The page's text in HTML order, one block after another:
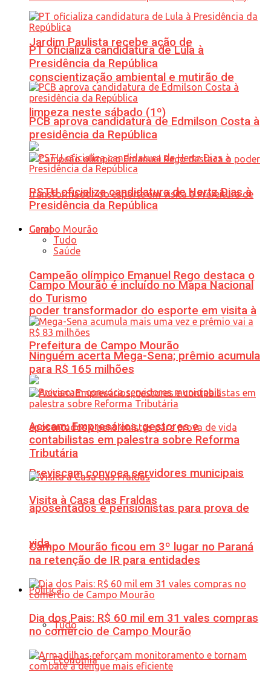
Jardim Paulista recebe ação de
conscientização ambiental e mutirão de
limpeza neste sábado (1º)
Campeão olímpico Emanuel Rego destaca o
poder transformador do esporte em visita à
Prefeitura de Campo Mourão
Previscam convoca servidores municipais
aposentados e pensionistas para prova de
vida
Política
Tudo
Economia
PT oficializa candidatura de Lula à
Presidência da República
PCB aprova candidatura de Edmilson Costa à
presidência da República
PSTU oficializa candidatura de Hertz Dias à
Presidência da República
Geral
Tudo
Saúde
Campo Mourão é incluído no Mapa Nacional
do Turismo
Ninguém acerta Mega-Sena; prêmio acumula
para R$ 165 milhões
Acicam: Empresários, gestores e
contabilistas em palestra sobre Reforma
Tributária
Visita à Casa das Fraldas
Campo Mourão ficou em 3º lugar no Paraná
na retenção de IR para entidades
Dia dos Pais: R$ 60 mil em 31 vales compras
no comércio de Campo Mourão